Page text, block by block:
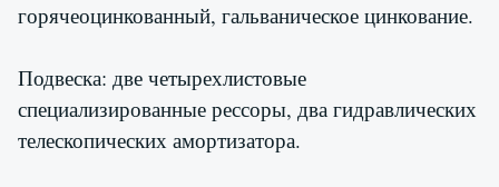
горячеоцинкованный, гальваническое цинкование.
Подвеска: две четырехлистовые
специализированные рессоры, два гидравлических
телескопических амортизатора.